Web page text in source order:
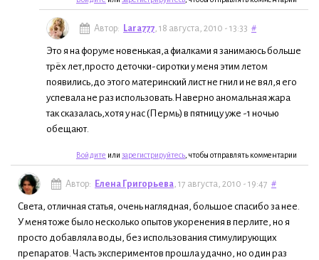
Автор: Lara777, 18 августа, 2010 - 13:33 #
Это я на форуме новенькая,а фиалками я занимаюсь больше
трёх лет,просто деточки-сиротки у меня этим летом
появились,до этого материнский лист не гнил и не вял,я его
успевала не раз использовать.Наверно аномальная жара
так сказалась,хотя у нас (Пермь) в пятницу уже -1 ночью
обещают.
Войдите или зарегистрируйтесь , чтобы отправлять комментарии
Автор: Елена Григорьева, 17 августа, 2010 - 19:47 #
Света, отличная статья, очень наглядная, большое спасибо за нее.
У меня тоже было несколько опытов укоренения в перлите, но я
просто добавляла воды, без использования стимулирующих
препаратов. Часть экспериментов прошла удачно, но один раз